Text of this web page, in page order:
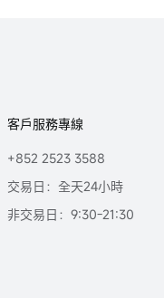
客戶服務專線
+852 2523 3588
交易日：全天24小時
非交易日：9:30-21:30